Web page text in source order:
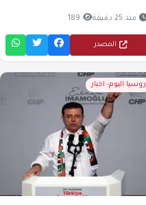
منذ 25 دقيقة 189
المصدر
روسيا اليوم- اخبار